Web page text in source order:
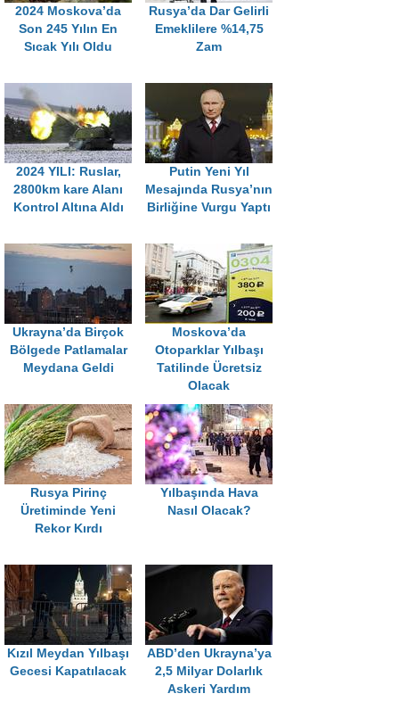
2024 Moskova’da
Son 245 Yılın En
Sıcak Yılı Oldu
Rusya’da Dar Gelirli
Emeklilere %14,75
Zam
2024 YILI: Ruslar,
2800km kare Alanı
Kontrol Altına Aldı
Putin Yeni Yıl
Mesajında Rusya’nın
Birliğine Vurgu Yaptı
Ukrayna’da Birçok
Bölgede Patlamalar
Meydana Geldi
Moskova’da
Otoparklar Yılbaşı
Tatilinde Ücretsiz
Olacak
Rusya Pirinç
Üretiminde Yeni
Rekor Kırdı
Yılbaşında Hava
Nasıl Olacak?
Kızıl Meydan Yılbaşı
Gecesi Kapatılacak
ABD’den Ukrayna’ya
2,5 Milyar Dolarlık
Askeri Yardım